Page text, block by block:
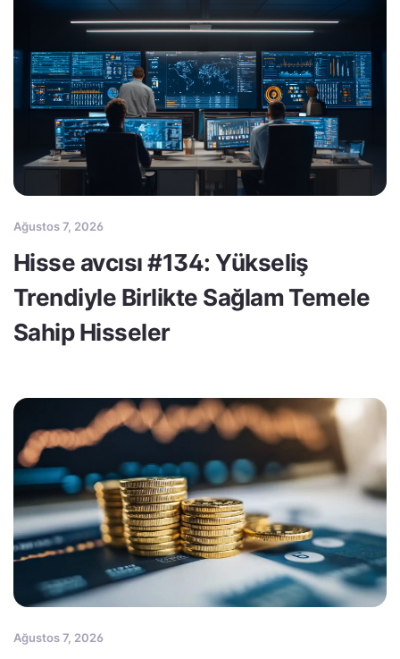
Ağustos 7, 2026
Hisse avcısı #134: Yükseliş
Trendiyle Birlikte Sağlam Temele
Sahip Hisseler
Ağustos 7, 2026